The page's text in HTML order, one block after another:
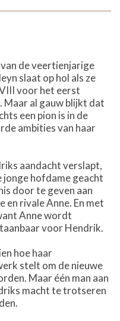
de veertienjarige
slaat op hol als ze
voor het eerst
Maar al gauw blijkt dat
een pion is in de
ambities van haar
aandacht verslapt,
hofdame geacht
door te geven aan
en rivale Anne. En met
Anne wordt
voor Hendrik.
hoe haar
stelt om de nieuwe
Maar één man aan
macht te trotseren